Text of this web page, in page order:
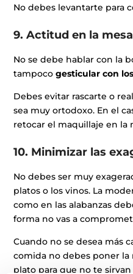
No debes levantarte para
9. Actitud en la mesa
No se debe hablar con la
tampocogesticular con
Debes evitar rascarte o
sea muy ortodoxo. En el
retocar el maquillaje en la
10. Minimizar las
No debes ser muy
platos o los vinos. La
como en las alabanzas
forma no vas a
Cuando no se desea más
comida no debes poner la
plato para que no te